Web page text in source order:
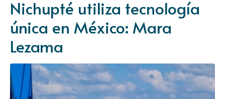
Nichupté utiliza tecnología
única en México: Mara
Lezama